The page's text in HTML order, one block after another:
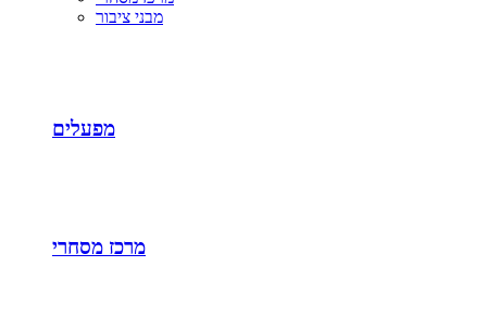
מבני ציבור
מפעלים
מרכז מסחרי